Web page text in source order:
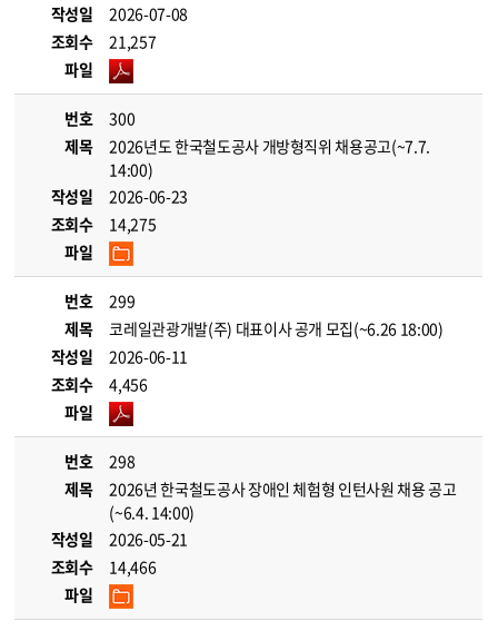
작성일
2026-07-08
조회수
21,257
파일
번호
300
제목
2026년도 한국철도공사 개방형직위 채용공고(~7.7.
14:00)
작성일
2026-06-23
조회수
14,275
파일
번호
299
제목
코레일관광개발(주) 대표이사 공개 모집(~6.26 18:00)
작성일
2026-06-11
조회수
4,456
파일
번호
298
제목
2026년 한국철도공사 장애인 체험형 인턴사원 채용 공고
(~6.4. 14:00)
작성일
2026-05-21
조회수
14,466
파일